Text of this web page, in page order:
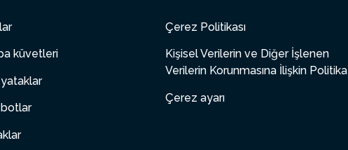
küvetleri
Çerez Politikası
Kişisel Verilerin ve Diğer İşlenen
Verilerin Korunmasına İlişkin Politika
Çerez ayarı